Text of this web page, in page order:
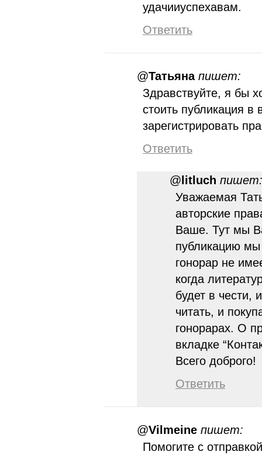
удачииуспехавам.
Ответить
@Татьяна пишет:
Здравствуйте, я бы
стоить публикация
зарегистрировать
Ответить
@ litluch пишет:
Уважаемая
авторские
Ваше. Тут мы
публикацию
гонорар не
когда
будет в чести,
читать, и
гонорарах. О
вкладке
Всего доброго!
Ответить
@Vilmeine пишет:
Помогите с